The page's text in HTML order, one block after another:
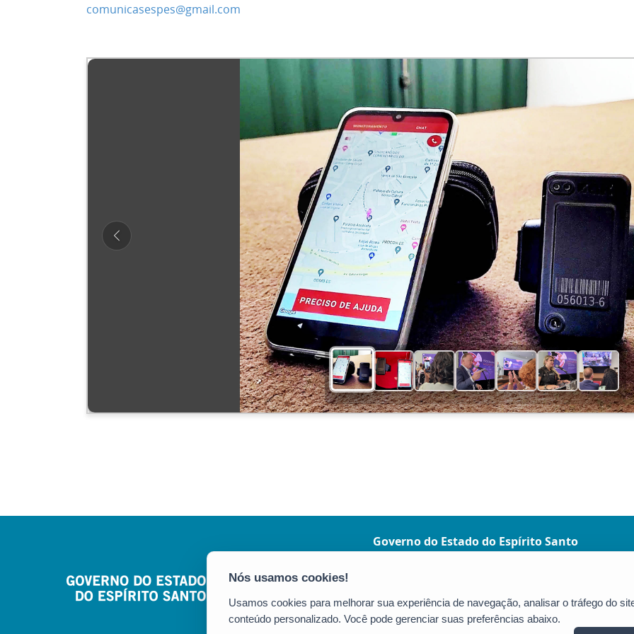
comunicasespes@gmail.com
Previous
Governo do Estado do Espírito Santo
CEP: 29015-110 - Vitória / ES
Tel.: (27) 3636-1024
Usamos cookies para melhorar sua experiência de navegação, analisar o tráfego do
conteúdo personalizado. Você pode gerenciar suas preferências abaixo.